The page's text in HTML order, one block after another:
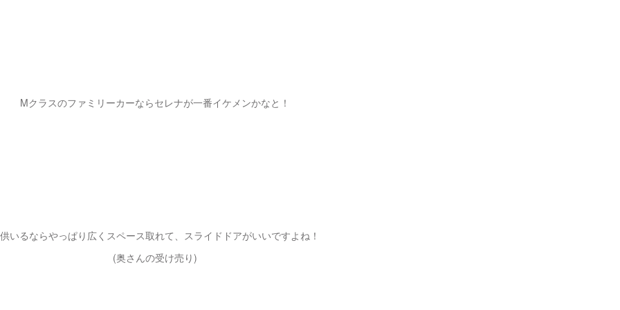
Mクラスのファミリーカーならセレナが一番イケメンかなと！
いるならやっぱり広くスペース取れて、スライドドアがいいですよね！
(奥さんの受け売り)